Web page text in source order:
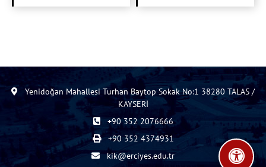
Yenidoğan Mahallesi Turhan Baytop Sokak No:1 38280 TALAS /
KAYSERİ
+90 352 2076666
+90 352 4374931
kik@erciyes.edu.tr